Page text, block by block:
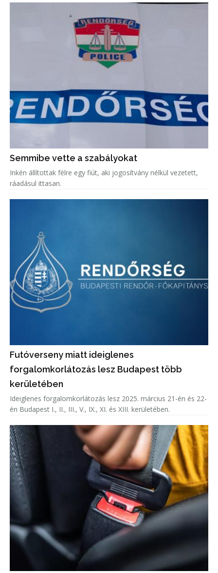
Semmibe vette a szabályokat
Inkén állítottak félre egy fiút, aki jogosítvány nélkül vezetett,
ráadásul ittasan.
Futóverseny miatt ideiglenes
forgalomkorlátozás lesz Budapest több
kerületében
Ideiglenes forgalomkorlátozás lesz 2025. március 21-én és 22-
én Budapest I., II., III., V., IX., XI. és XIII. kerületében.